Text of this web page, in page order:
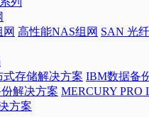
高性能NAS组网 SAN 光
式存储解决方案 IBM数据备
解决方案 MERCURY PRO
方案